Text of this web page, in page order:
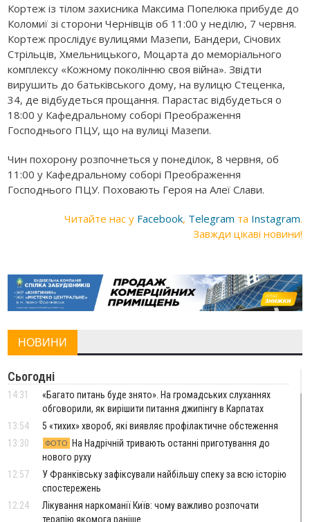
Кортеж із тілом захисника Максима Попелюка прибуде до
Коломиї зі сторони Чернівців об 11:00 у неділю, 7 червня.
Кортеж прослідує вулицями Мазепи, Бандери, Січових
Стрільців, Хмельницького, Моцарта до меморіального
комплексу «Кожному поколінню своя війна». Звідти
вирушить до батьківського дому, на вулицю Стеценка,
34, де відбудеться прощання. Парастас відбудеться о
18:00 у Кафедральному соборі Преображення
Господнього ПЦУ, що на вулиці Мазепи.
Чин похорону розпочнеться у понеділок, 8 червня, об
11:00 у Кафедральному соборі Преображення
Господнього ПЦУ. Поховають Героя на Алеї Слави.
Читайте нас у Facebook, Telegram та Instagram.
Завжди цікаві новини!
НОВИНИ
Сьогодні
14:31
«Багато питань буде знято». На громадських слуханнях
обговорили, як вирішити питання джипінгу в Карпатах
13:54
5 «тихих» хвороб, які виявляє профілактичне обстеження
13:30
ФОТО
На Надрічній тривають останні приготування до
нового руху
12:57
У Франківську зафіксували найбільшу спеку за всю історію
спостережень
12:24
Лікування наркоманії Київ: чому важливо розпочати
терапію якомога раніше